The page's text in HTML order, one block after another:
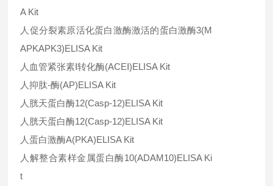
A Kit
人促分裂素原活化蛋白激酶激活的蛋白激酶3(M
APKAPK3)ELISA Kit
人血管紧张素Ⅰ转化酶(ACEⅠ)ELISA Kit
人抑肽-酶(AP)ELISA Kit
人胱天蛋白酶12(Casp-12)ELISA Kit
人胱天蛋白酶12(Casp-12)ELISA Kit
人蛋白激酶A(PKA)ELISA Kit
人解整合素样金属蛋白酶10(ADAM10)ELISA Ki
t